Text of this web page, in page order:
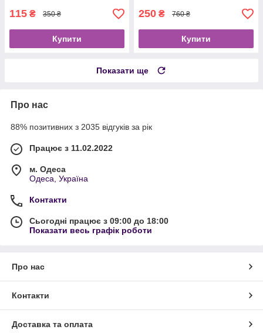
115 ₴ 350 ₴
Купити
250 ₴ 760 ₴
Купити
Показати ще
Про нас
88% позитивних з 2035 відгуків за рік
Працює з 11.02.2022
м. Одеса
Одеса, Україна
Контакти
Сьогодні працює з 09:00 до 18:00
Показати весь графік роботи
Про нас
Контакти
Доставка та оплата